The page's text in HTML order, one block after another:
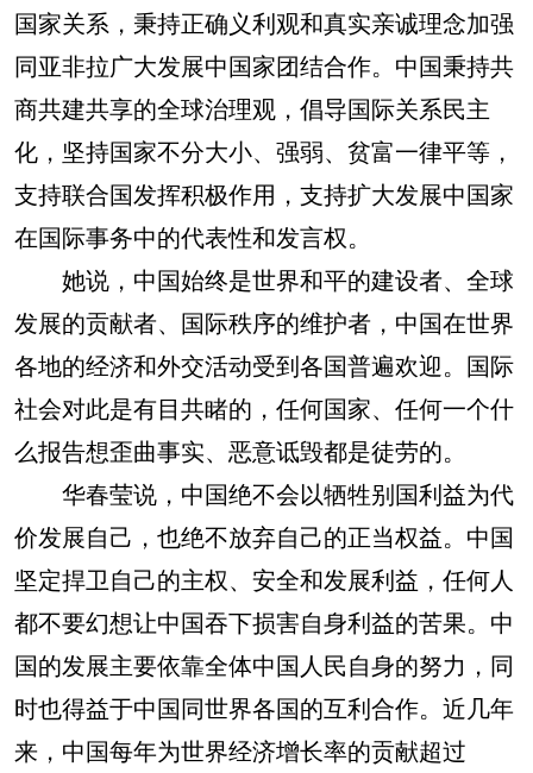
国家关系，秉持正确义利观和真实亲诚理念加强
同亚非拉广大发展中国家团结合作。中国秉持共
商共建共享的全球治理观，倡导国际关系民主
化，坚持国家不分大小、强弱、贫富一律平等，
支持联合国发挥积极作用，支持扩大发展中国家
在国际事务中的代表性和发言权。
她说，中国始终是世界和平的建设者、全球
发展的贡献者、国际秩序的维护者，中国在世界
各地的经济和外交活动受到各国普遍欢迎。国际
社会对此是有目共睹的，任何国家、任何一个什
么报告想歪曲事实、恶意诋毁都是徒劳的。
华春莹说，中国绝不会以牺牲别国利益为代
价发展自己，也绝不放弃自己的正当权益。中国
坚定捍卫自己的主权、安全和发展利益，任何人
都不要幻想让中国吞下损害自身利益的苦果。中
国的发展主要依靠全体中国人民自身的努力，同
时也得益于中国同世界各国的互利合作。近几年
来，中国每年为世界经济增长率的贡献超过